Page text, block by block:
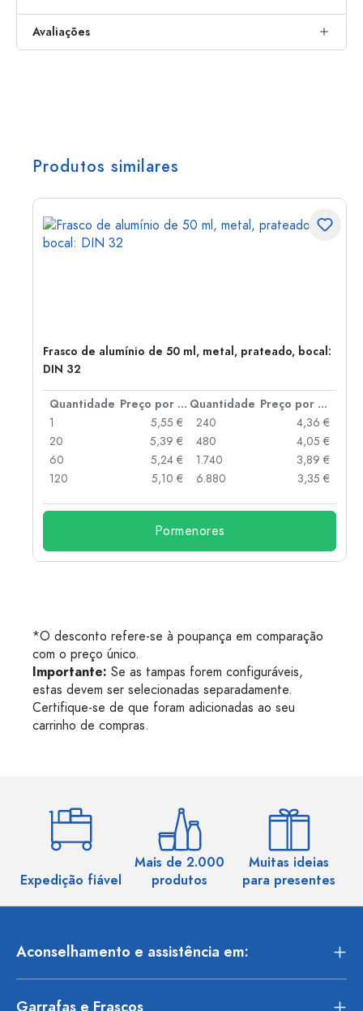
Avaliações
Produtos similares
Frasco de alumínio de 50 ml, metal, prateado, bocal:
DIN 32
Quantidade Preço por peça Quantidade
Preço por peça
1
5,55 €
20
5,39 €
60
5,24 €
120
5,10 €
240
4,36 €
480
4,05 €
1.740
3,89 €
6.880
3,35 €
Pormenores
*O desconto refere-se à poupança em comparação
com o preço único.
Importante: Se as tampas forem configuráveis,
estas devem ser selecionadas separadamente.
Certifique-se de que foram adicionadas ao seu
carrinho de compras.
Expedição fiável
Mais de 2.000
produtos
Muitas ideias
para presentes
Aconselhamento e assistência em:
Garrafas e Frascos